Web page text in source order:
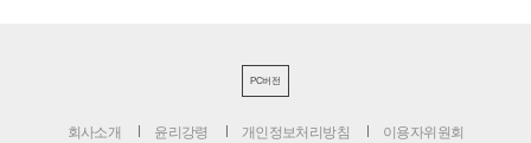
PC버전
회사소개 윤리강령 개인정보처리방침 이용자위원회